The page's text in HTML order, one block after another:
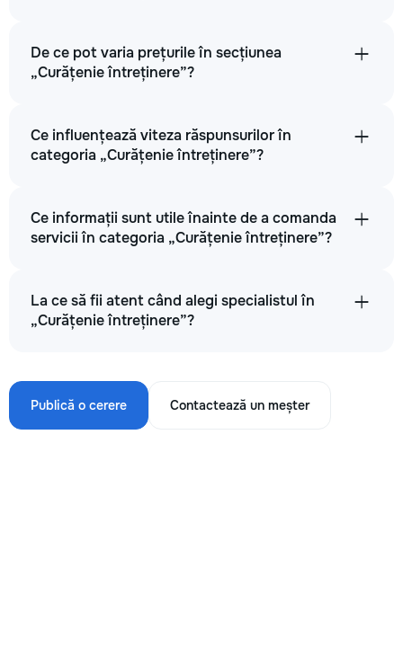
De ce pot varia prețurile în secțiunea
„Curățenie întreținere”?
Ce influențează viteza răspunsurilor în
categoria „Curățenie întreținere”?
Ce informații sunt utile înainte de a comanda
servicii în categoria „Curățenie întreținere”?
La ce să fii atent când alegi specialistul în
„Curățenie întreținere”?
Publică o cerere Contactează un meșter